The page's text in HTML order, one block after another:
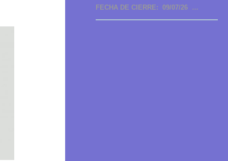
FECHA DE CIERRE: 09/07/26 …